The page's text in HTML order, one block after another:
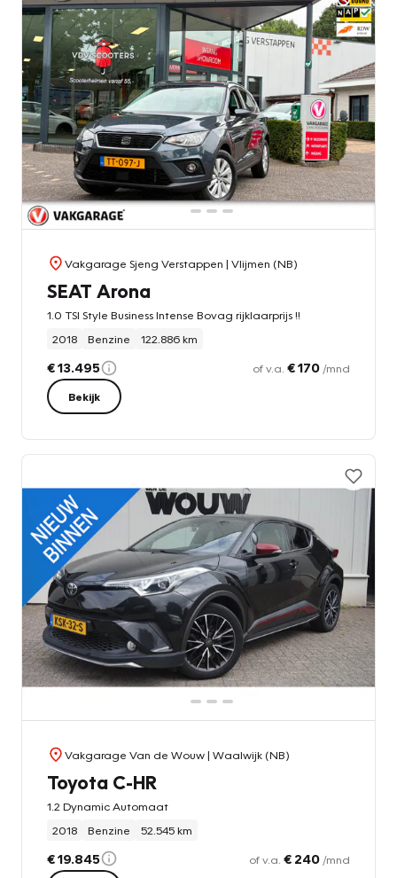
Vakgarage Sjeng Verstappen | Vlijmen (NB)
SEAT Arona
1.0 TSI Style Business Intense Bovag rijklaarprijs !!
2018
Benzine 122.886 km
€ 13.495 of v.a. € 170 /mnd
Bekijk
Vakgarage Van de Wouw| Waalwijk (NB)
Toyota C-HR
1.2 Dynamic Automaat
2018
Benzine 52.545 km
€ 19.845 of v.a. € 240 /mnd